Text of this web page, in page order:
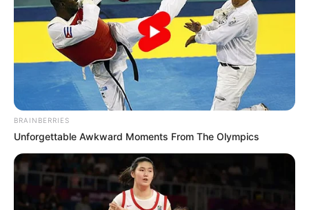
BRAINBERRIES
Unforgettable Awkward Moments From The Olympics